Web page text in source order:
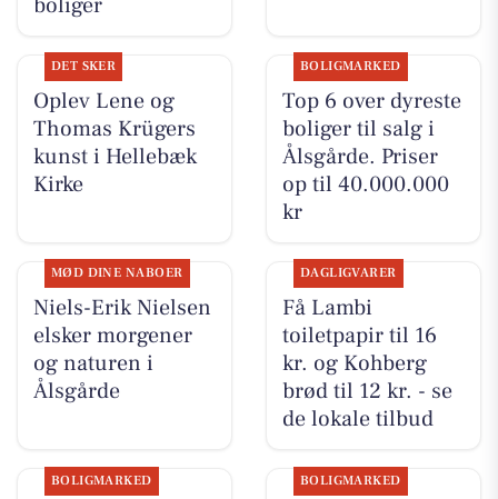
DET SKER
Oplev Lene og
Thomas Krügers
kunst i Hellebæk
Kirke
BOLIGMARKED
Top 6 over dyreste
boliger til salg i
Ålsgårde. Priser
op til 40.000.000
kr
MØD DINE NABOER
Niels-Erik Nielsen
elsker morgener
og naturen i
Ålsgårde
DAGLIGVARER
Få Lambi
toiletpapir til 16
kr. og Kohberg
brød til 12 kr. - se
de lokale tilbud
BOLIGMARKED BOLIGMARKED